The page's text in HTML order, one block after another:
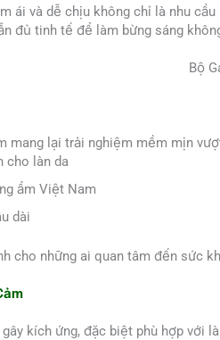
ái và dễ chịu không chỉ là nhu
đủ tinh tế để làm bừng sáng
lại trải nghiệm mềm mịn
cho làn da
ẩm Việt Nam
dài
cho những ai quan tâm đến sức
kích ứng, đặc biệt phù hợp với